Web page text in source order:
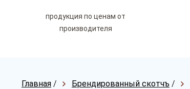
продукция по ценам от
производителя
Главная / Брендированный скотчъ /